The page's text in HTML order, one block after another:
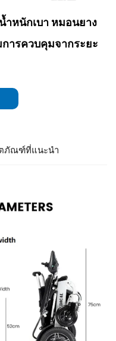
ำหนักเบา หมอนยาง
ารควบคุมจากระยะ
ภัณฑ์ที่แนะนำ